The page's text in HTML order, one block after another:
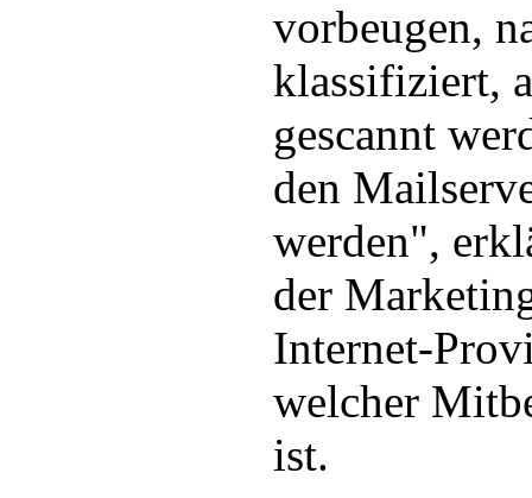
vorbeugen,
klassifiziert,
gescannt
den
werden",
der
Internet-
welcher
ist.